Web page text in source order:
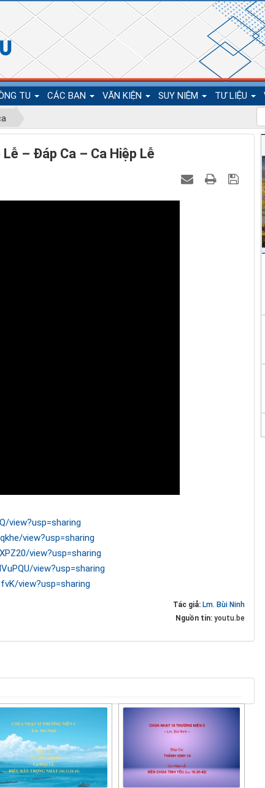
TU CÁC BAN VĂN KIỆN SUY NIỆM TƯ LIỆU
– Đáp Ca – Ca Hiệp Lễ
view?usp=sharing
view?usp=sharing
view?usp=sharing
view?usp=sharing
view?usp=sharing
Tác giả: Lm. Bùi Ninh
Nguồn tin: youtu.be